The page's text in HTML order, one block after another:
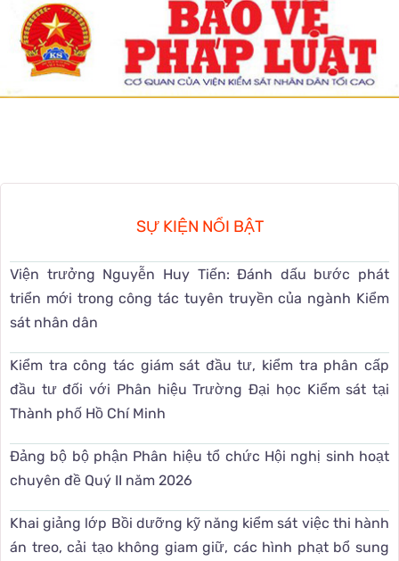
SỰ KIỆN NỔI BẬT
Viện trưởng Nguyễn Huy Tiến: Đánh dấu bước phát
triển mới trong công tác tuyên truyền của ngành Kiểm
sát nhân dân
Kiểm tra công tác giám sát đầu tư, kiểm tra phân cấp
đầu tư đối với Phân hiệu Trường Đại học Kiểm sát tại
Thành phố Hồ Chí Minh
Đảng bộ bộ phận Phân hiệu tổ chức Hội nghị sinh hoạt
chuyên đề Quý II năm 2026
Khai giảng lớp Bồi dưỡng kỹ năng kiểm sát việc thi hành
án treo, cải tạo không giam giữ, các hình phạt bổ sung